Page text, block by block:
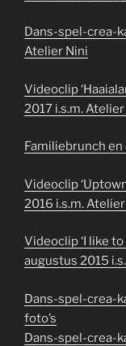
Dans-spel-crea-
Atelier Nini
Videoclip
2017 i.s.m.
Familiebrunch
Videoclip
2016 i.s.m.
Videoclip ‘I like
augustus 2015
Dans-spel-crea-
foto’s
Dans-spel-crea-